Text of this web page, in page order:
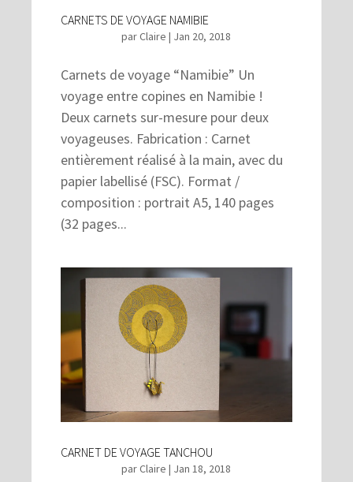
CARNETS DE VOYAGE NAMIBIE
parClaire | Jan 20, 2018
Carnets de voyage “Namibie” Un
voyage entre copines en Namibie !
Deux carnets sur-mesure pour deux
voyageuses. Fabrication : Carnet
entièrement réalisé à la main, avec du
papier labellisé (FSC). Format /
composition : portrait A5, 140 pages
(32 pages...
CARNET DE VOYAGE TANCHOU
parClaire | Jan 18, 2018